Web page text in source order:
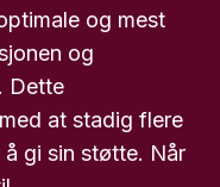
og mest
og
Dette
at stadig flere
gi sin støtte. Når